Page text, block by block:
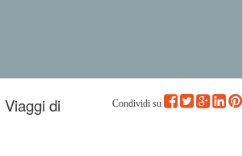
Condividi su
di